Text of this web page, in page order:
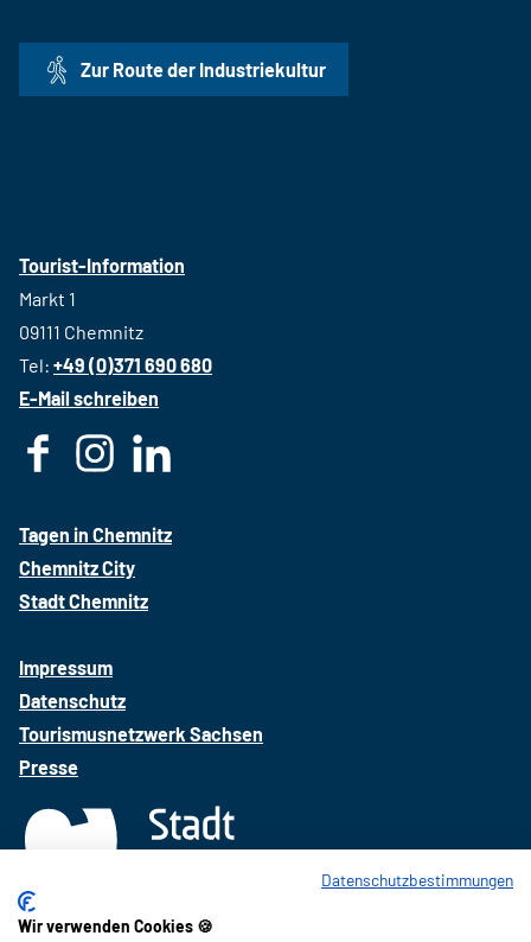
Zur Route der Industriekultur
Tourist-Information
Markt 1
09111 Chemnitz
Tel: +49 (0)371 690 680
E-Mail schreiben
e
b
o
k
t
a
g
m
k
Tagen in Chemnitz
Chemnitz City
Stadt Chemnitz
Impressum
Datenschutz
Tourismusnetzwerk Sachsen
Presse
Datenschutzbestimmungen
Wir verwenden Cookies 🍪